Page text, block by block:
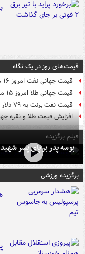
قیمت‌های روز در یک نگاه
قیمت جهانی نفت امروز ۱۶ مرداد
قیمت جهانی طلا امروز ۱۵ مرداد
قیمت نفت برنت به ۷۹ دلار رسید
افزایش قیمت طلا و نقره
فیلم برگزیده
بوسه‌ پدر بر پای پسر
برگزیده ورزشی